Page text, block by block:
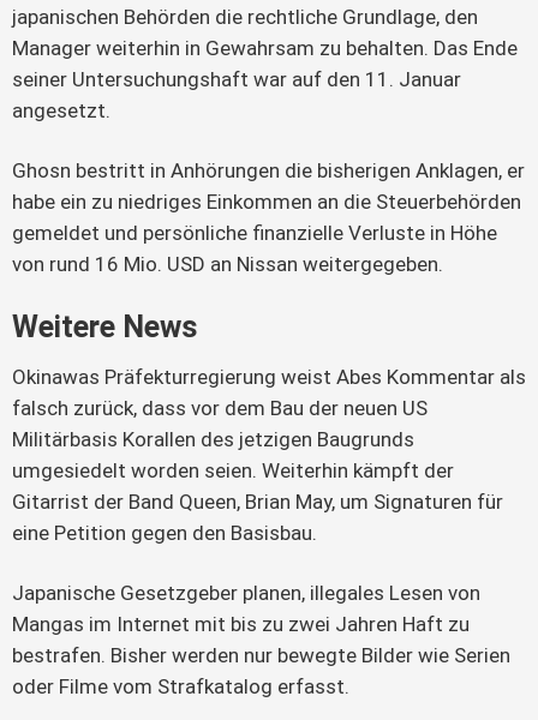
japanischen Behörden die rechtliche Grundlage, den
Manager weiterhin in Gewahrsam zu behalten. Das Ende
seiner Untersuchungshaft war auf den 11. Januar
angesetzt.
Ghosn bestritt in Anhörungen die bisherigen Anklagen, er
habe ein zu niedriges Einkommen an die Steuerbehörden
gemeldet und persönliche finanzielle Verluste in Höhe
von rund 16 Mio. USD an Nissan weitergegeben.
Weitere News
Okinawas Präfekturregierung weist Abes Kommentar als
falsch zurück, dass vor dem Bau der neuen US
Militärbasis Korallen des jetzigen Baugrunds
umgesiedelt worden seien. Weiterhin kämpft der
Gitarrist der Band Queen, Brian May, um Signaturen für
eine Petition gegen den Basisbau.
Japanische Gesetzgeber planen, illegales Lesen von
Mangas im Internet mit bis zu zwei Jahren Haft zu
bestrafen. Bisher werden nur bewegte Bilder wie Serien
oder Filme vom Strafkatalog erfasst.